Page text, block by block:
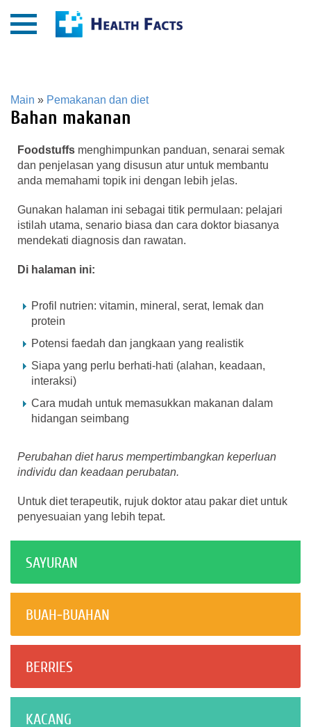
Main » Pemakanan dan diet
Bahan makanan
Foodstuffs menghimpunkan panduan, senarai semak
dan penjelasan yang disusun atur untuk membantu
anda memahami topik ini dengan lebih jelas.
Gunakan halaman ini sebagai titik permulaan: pelajari
istilah utama, senario biasa dan cara doktor biasanya
mendekati diagnosis dan rawatan.
Di halaman ini:
Profil nutrien: vitamin, mineral, serat, lemak dan
protein
Potensi faedah dan jangkaan yang realistik
Siapa yang perlu berhati-hati (alahan, keadaan,
interaksi)
Cara mudah untuk memasukkan makanan dalam
hidangan seimbang
Perubahan diet harus mempertimbangkan keperluan
individu dan keadaan perubatan.
Untuk diet terapeutik, rujuk doktor atau pakar diet untuk
penyesuaian yang lebih tepat.
SAYURAN
BUAH-BUAHAN
BERRIES
KACANG